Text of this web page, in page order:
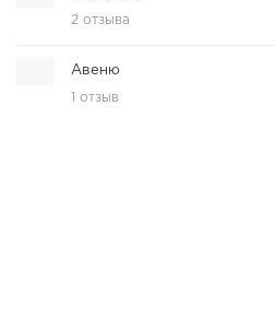
2 отзыва
Авеню
1 отзыв